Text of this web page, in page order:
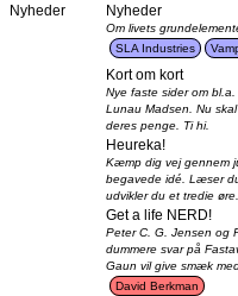
Nyheder Nyheder
Om livets
SLA Industries
Kort om kort
Nye faste sider om
Lunau Madsen. Nu
deres penge. Ti hi.
Heureka!
Kæmp dig vej gennem
begavede idé. Læser
udvikler du et tredie øre.
Get a life NERD!
Peter C. G. Jensen og
dummere svar på
Gaun vil give smæk
David Berkman